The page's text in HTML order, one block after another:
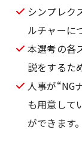
シンプレク
ルチャーに
本選考の各
説をするた
人事が“NG
も用意して
ができます。